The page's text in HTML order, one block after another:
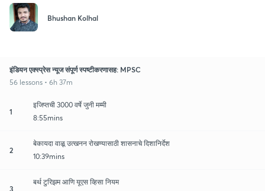
Bhushan Kolhal
इंडियन एक्स्प्रेस न्यूज संपूर्ण स्पष्टीकरणासह: MPSC
56 lessons • 6h 37m
1
इजिप्तची 3000 वर्षे जुनी मम्मी
8:55mins
2
बेकायदा वाळू उत्खनन रोखण्यासाठी शासनाचे दिशानिर्देश
10:39mins
3
बर्थ टुरिझम आणि यूएस व्हिसा नियम